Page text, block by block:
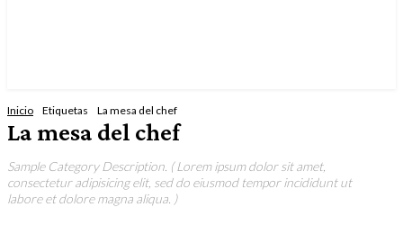
Inicio Etiquetas La mesa del chef
La mesa del chef
Sample Category Description. ( Lorem ipsum dolor sit amet,
consectetur adipisicing elit, sed do eiusmod tempor incididunt ut
labore et dolore magna aliqua. )